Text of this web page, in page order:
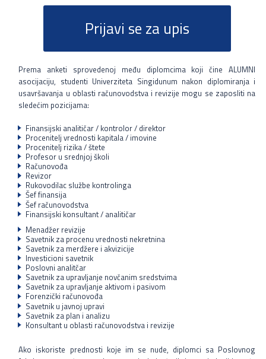
Prijavi se za upis
Prema anketi sprovedenoj među diplomcima koji čine ALUMNI
asocijaciju, studenti Univerziteta Singidunum nakon diplomiranja i
usavršavanja u oblasti računovodstva i revizije mogu se zaposliti na
sledećim pozicijama:
Finansijski analitičar / kontrolor / direktor
Procenitelj vrednosti kapitala / imovine
Procenitelj rizika / štete
Profesor u srednjoj školi
Računovođa
Revizor
Rukovodilac službe kontrolinga
Šef finansija
Šef računovodstva
Finansijski konsultant / analitičar
Menadžer revizije
Savetnik za procenu vrednosti nekretnina
Savetnik za merdžere i akvizicije
Investicioni savetnik
Poslovni analitčar
Savetnik za upravljanje novčanim sredstvima
Savetnik za upravljanje aktivom i pasivom
Forenzički računovođa
Savetnik u javnoj upravi
Savetnik za plan i analizu
Konsultant u oblasti računovodstva i revizije
Ako iskoriste prednosti koje im se nude, diplomci sa Poslovnog